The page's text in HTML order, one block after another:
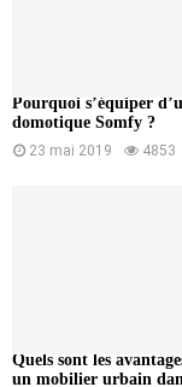
Pourquoi s’équiper
domotique Somfy ?
23 mai 2019 4853
Quels sont les
un mobilier urbain